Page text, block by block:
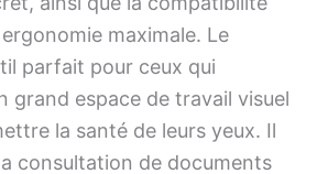
maximale. Le
parfait pour ceux qui
grand espace de travail visuel
la santé de leurs yeux. Il
consultation de documents